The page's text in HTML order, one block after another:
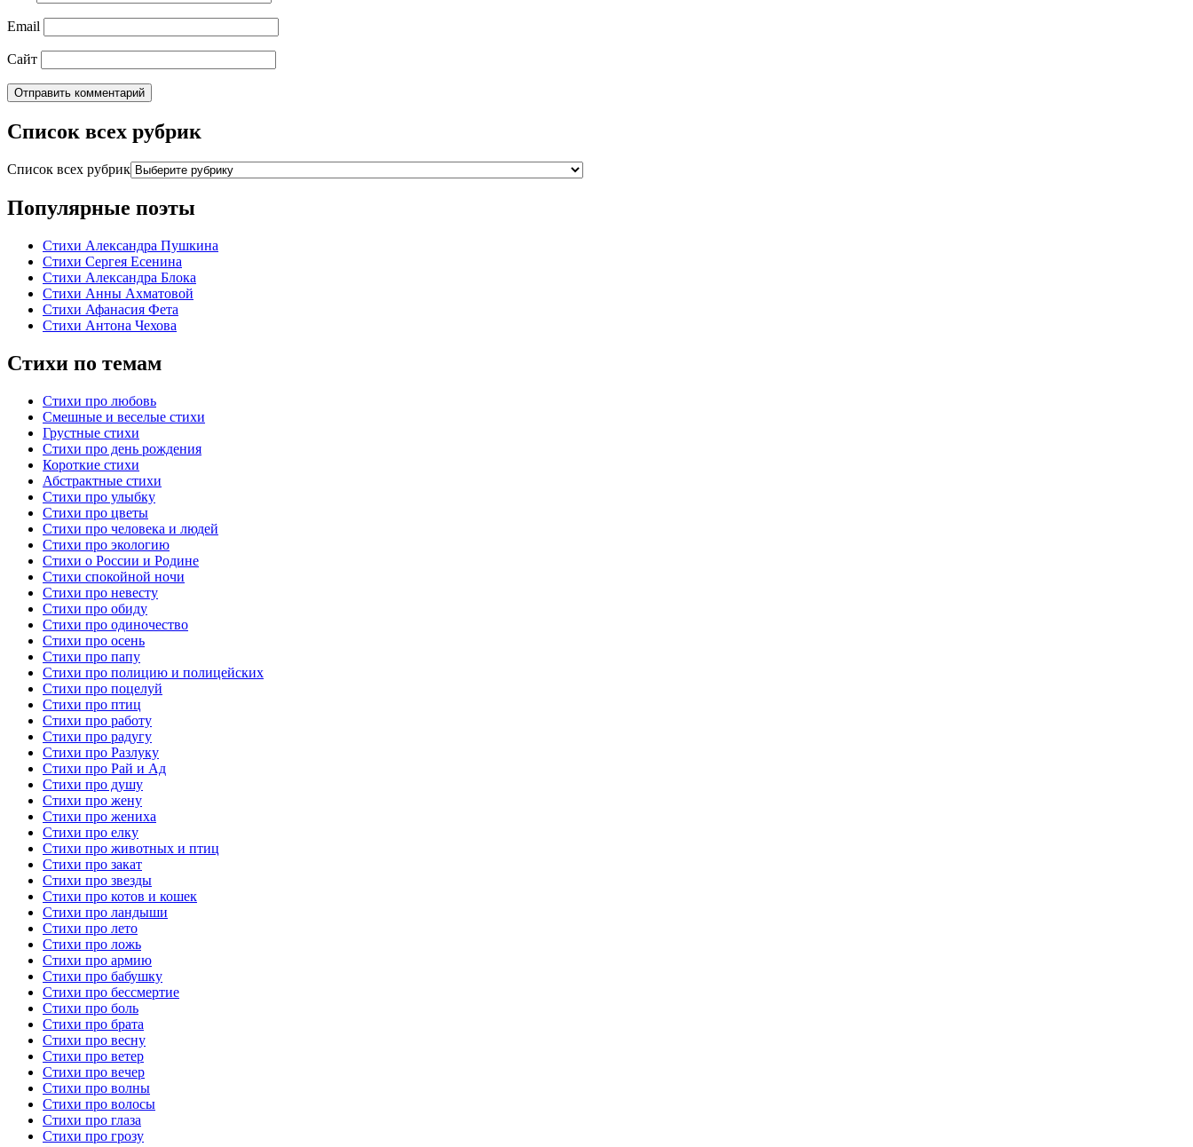
Email
Сайт
Список всех рубрик
Список всех рубрик
Популярные поэты
Стихи Александра Пушкина
Стихи Сергея Есенина
Стихи Александра Блока
Стихи Анны Ахматовой
Стихи Афанасия Фета
Стихи Антона Чехова
Стихи по темам
Стихи про любовь
Смешные и веселые стихи
Грустные стихи
Стихи про день рождения
Короткие стихи
Абстрактные стихи
Стихи про улыбку
Стихи про цветы
Стихи про человека и людей
Стихи про экологию
Стихи о России и Родине
Стихи спокойной ночи
Стихи про невесту
Стихи про обиду
Стихи про одиночество
Стихи про осень
Стихи про папу
Стихи про полицию и полицейских
Стихи про поцелуй
Стихи про птиц
Стихи про работу
Стихи про радугу
Стихи про Разлуку
Стихи про Рай и Ад
Стихи про душу
Стихи про жену
Стихи про жениха
Стихи про елку
Стихи про животных и птиц
Стихи про закат
Стихи про звезды
Стихи про котов и кошек
Стихи про ландыши
Стихи про лето
Стихи про ложь
Стихи про армию
Стихи про бабушку
Стихи про бессмертие
Стихи про боль
Стихи про брата
Стихи про весну
Стихи про ветер
Стихи про вечер
Стихи про волны
Стихи про волосы
Стихи про глаза
Стихи про грозу